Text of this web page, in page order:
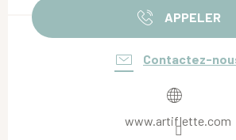
APPELER
Contactez-
www.artiflette.com